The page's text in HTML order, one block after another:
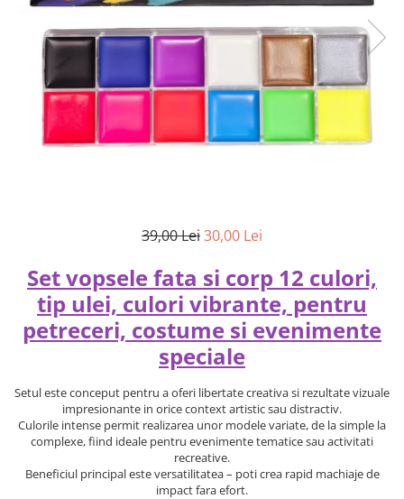
39,00 Lei30,00 Lei
Set vopsele fata si corp 12 culori,
tip ulei, culori vibrante, pentru
petreceri, costume si evenimente
speciale
Setul este conceput pentru a oferi libertate creativa si rezultate vizuale
impresionante in orice context artistic sau distractiv.
Culorile intense permit realizarea unor modele variate, de la simple la
complexe, fiind ideale pentru evenimente tematice sau activitati
recreative.
Beneficiul principal este versatilitatea – poti crea rapid machiaje de
impact fara efort.